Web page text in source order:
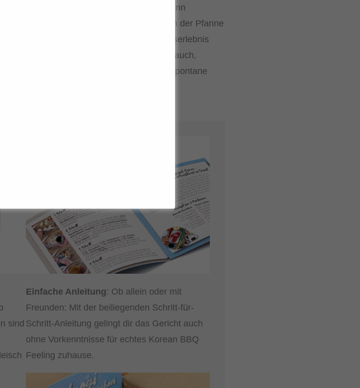
Klassiker der koreanischen Küche. Das dünn
süßen Marinade eingelegt und dann in der Pfanne
holst du dir das authentische Geschmackserlebnis
brauchst nur noch frisches Fleisch, Knoblauch,
ist drin. Ideal für gemeinsame Abende, spontane
sind
Einfache Anleitung: Ob allein oder mit
Freunden: Mit der beiliegenden Schritt-für-
Schritt-Anleitung gelingt dir das Gericht auch
ohne Vorkenntnisse für echtes Korean BBQ
Feeling zuhause.